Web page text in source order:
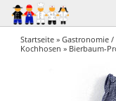
Startseite »Gastronomie
Kochhosen » Bierbaum-